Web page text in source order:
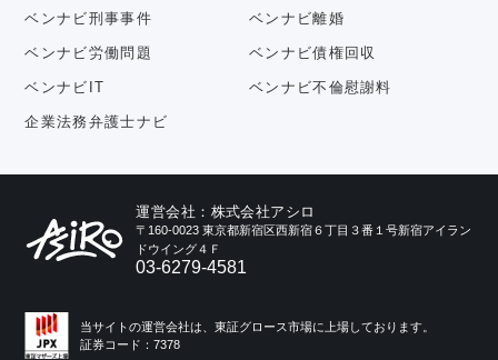
ベンナビ刑事事件 ベンナビ離婚
ベンナビ労働問題 ベンナビ債権回収
ベンナビIT ベンナビ不倫慰謝料
企業法務弁護士ナビ
運営会社：株式会社アシロ
〒160-0023 東京都新宿区西新宿６丁目３番１号新宿アイラン
ドウイング４Ｆ
03-6279-4581
当サイトの運営会社は、東証グロース市場に上場しております。
証券コード：7378